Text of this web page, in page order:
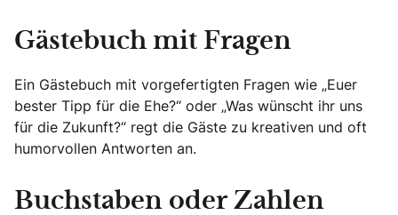
Gästebuch mit Fragen
Ein Gästebuch mit vorgefertigten Fragen wie „Euer
bester Tipp für die Ehe?“ oder „Was wünscht ihr uns
für die Zukunft?“ regt die Gäste zu kreativen und oft
humorvollen Antworten an.
Buchstaben oder Zahlen